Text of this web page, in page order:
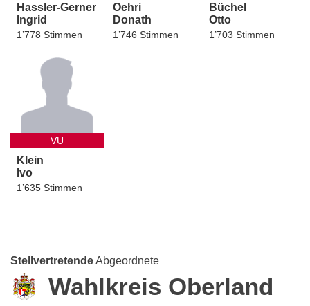
Hassler-Gerner
Ingrid
1’778 Stimmen
Oehri
Donath
1’746 Stimmen
Büchel
Otto
1’703 Stimmen
VU
Klein
Ivo
1’635 Stimmen
StellvertretendeAbgeordnete
Wahlkreis Oberland